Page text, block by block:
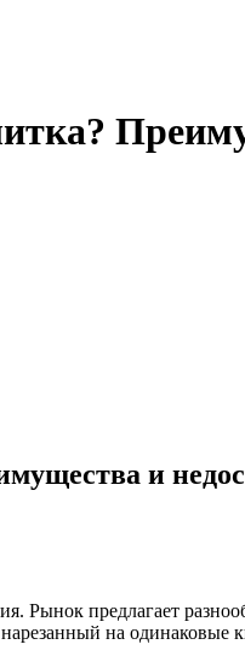
и
Рынок предлагает
на одинаковые